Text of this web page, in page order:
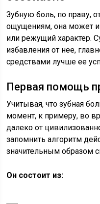
Зубную боль, по праву,
ощущениям, она может
или режущий характер.
избавления от нее,
средствами лучше ее
Первая помощь
Учитывая, что зубная
момент, к примеру, во
далеко от
запомнить алгоритм
значительным образом
Он состоит из: